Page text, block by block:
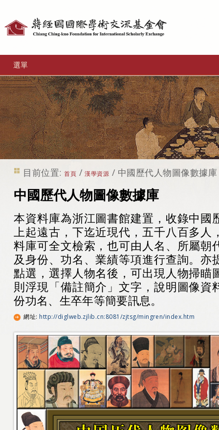
選單
目前位置: 首頁 /漢學資源 / 中國歷代人物圖像數據庫
中國歷代人物圖像數據庫
本資料庫為浙江圖書館建置，收錄中國
上起遠古，下迄近現代，五千八百多人
料庫可全文檢索，也可由人名、所屬朝
及身份、功名、業績等項進行查詢。亦
點選，選擇人物名後，可出現人物掃瞄
則浮現「備註簡介」文字，說明圖像資
份功名、生卒年等簡要訊息。
網址: http://diglweb.zjlib.cn:8081/zjtsg/mingren/index.htm